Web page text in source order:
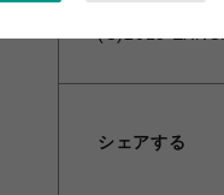
シェアする